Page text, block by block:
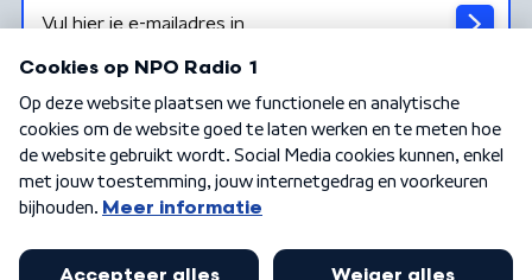
Algemene voorwaarden